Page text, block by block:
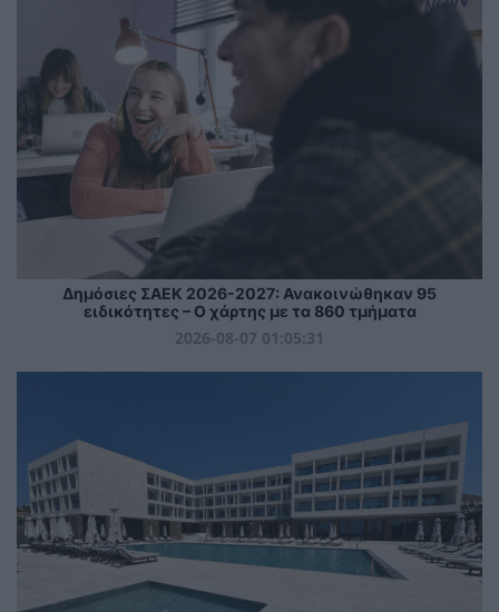
Δημόσιες ΣΑΕΚ 2026-2027: Ανακοινώθηκαν 95
ειδικότητες – Ο χάρτης με τα 860 τμήματα
2026-08-07 01:05:31